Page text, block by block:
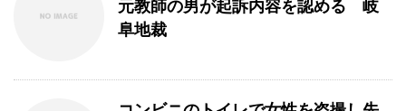
元教師の男が起訴内容を認める 岐
阜地裁